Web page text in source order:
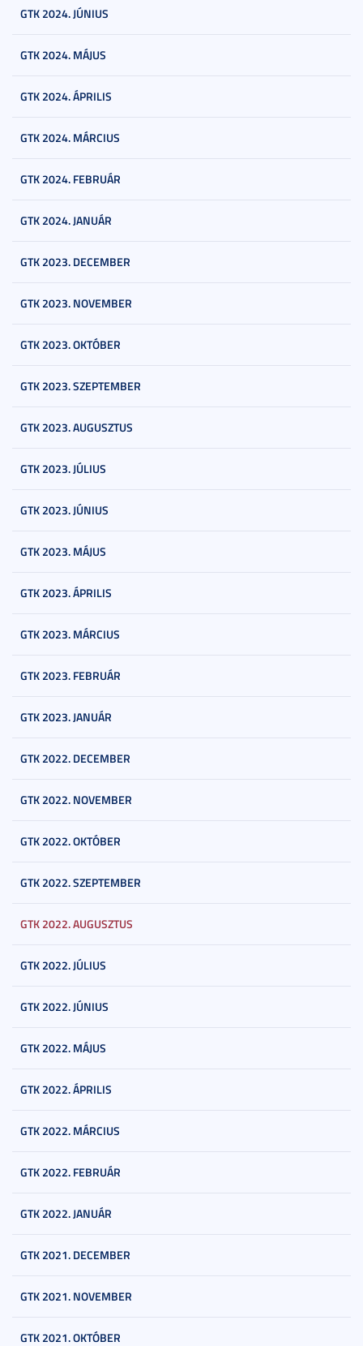
GTK 2024. JÚNIUS
GTK 2024. MÁJUS
GTK 2024. ÁPRILIS
GTK 2024. MÁRCIUS
GTK 2024. FEBRUÁR
GTK 2024. JANUÁR
GTK 2023. DECEMBER
GTK 2023. NOVEMBER
GTK 2023. OKTÓBER
GTK 2023. SZEPTEMBER
GTK 2023. AUGUSZTUS
GTK 2023. JÚLIUS
GTK 2023. JÚNIUS
GTK 2023. MÁJUS
GTK 2023. ÁPRILIS
GTK 2023. MÁRCIUS
GTK 2023. FEBRUÁR
GTK 2023. JANUÁR
GTK 2022. DECEMBER
GTK 2022. NOVEMBER
GTK 2022. OKTÓBER
GTK 2022. SZEPTEMBER
GTK 2022. AUGUSZTUS
GTK 2022. JÚLIUS
GTK 2022. JÚNIUS
GTK 2022. MÁJUS
GTK 2022. ÁPRILIS
GTK 2022. MÁRCIUS
GTK 2022. FEBRUÁR
GTK 2022. JANUÁR
GTK 2021. DECEMBER
GTK 2021. NOVEMBER
GTK 2021. OKTÓBER